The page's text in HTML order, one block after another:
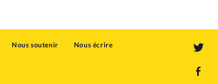
Nous soutenir Nous écrire